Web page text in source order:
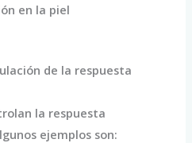
en la piel
de la respuesta
la respuesta
ejemplos son: